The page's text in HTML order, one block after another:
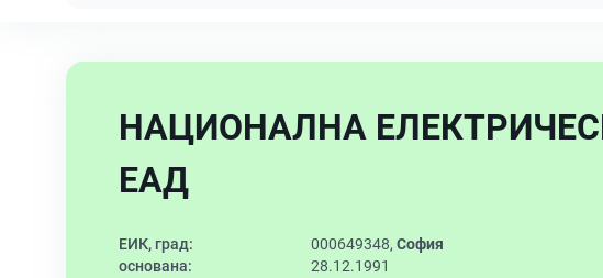
НАЦИОНАЛНА
ЕАД
ЕИК, град: 000649348, София
основана:
28.12.1991